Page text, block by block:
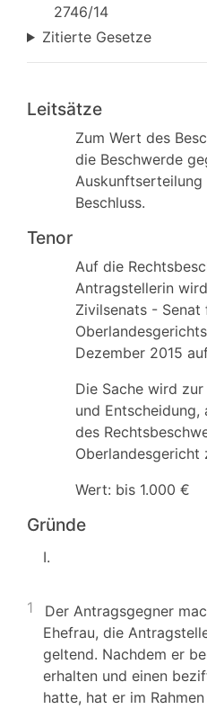
2746/14
Zitierte Gesetze
Leitsätze
Zum Wert des
die Beschwerde
Beschluss.
Tenor
Auf die
Antragstellerin
Zivilsenats - Senat
Dezember 2015
Die Sache wird
und Entscheidung,
des
Oberlandesgericht
Wert: bis 1.000 €
Gründe
I.
1
Der Antragsgegner
Ehefrau, die
geltend. Nachdem er
erhalten und einen
hatte, hat er im